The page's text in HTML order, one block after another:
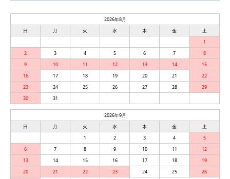
2026年8月
日
月 火 水 木 金
土
1
2
3 4 5 6 7
8
9
10 11 12 13 14
15
16
17 18 19 20 21
22
23
24 25 26 27 28
29
30
31
2026年9月
日
月 火 水 木 金
土
1
2 3 4
5
6
7 8 9 10 11
12
13
14 15 16 17 18
19
20
21 22 23 24 25
26